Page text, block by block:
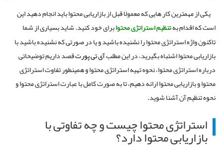
یکی از مهمترین کار هایی که معمولا قبل از بازاریابی محتوا باید انجام دهید این
است که اقدام بهتنظیم استراتژی محتوابرای خود کنید. شاید بسیاری از شما
تاکنون واژه استراتژی محتوا را نشنیده باشید و یا در صورتی که نشنیده باشید با
بازاریابی محتوا اشتباه بگیرید، در این مطلبآی تی پورتقصد داریم توضیحاتی
درباره استراتژی محتوا، نحوه تهیه استراتژی محتوا و همینطور تفاوت استراتژی
محتوا و بازاریابی محتوا ارائه دهیم، تا به صورت کامل با عبارت استراتژی محتوا و
نحوه تنظیم آن آشنا شوید.
استراتژی محتوا چیست و چه تفاوتی با
بازاریابی محتوا دارد؟